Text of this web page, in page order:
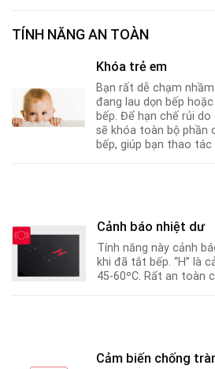
TÍNH NĂNG AN TOÀN
Khóa trẻ em
Bạn rất dễ chạm
đang lau dọn bếp
bếp. Để hạn chế rủi
sẽ khóa toàn bộ phần
bếp, giúp bạn thao tác
Cảnh báo nhiệt dư
Tính năng này cảnh
khi đã tắt bếp. “H” là
45-60ºC. Rất an toàn
Cảm biến chống